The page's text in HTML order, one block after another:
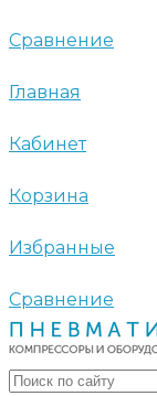
Сравнение
Главная
Кабинет
Корзина
Избранные
Сравнение